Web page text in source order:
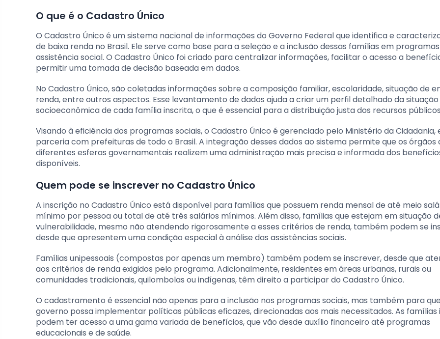
O que é o Cadastro Único
O Cadastro Único é um sistema nacional de informações do Governo Federal que identifica e
de baixa renda no Brasil. Ele serve como base para a seleção e a inclusão dessas famílias em
assistência social. O Cadastro Único foi criado para centralizar informações, facilitar o acesso a
permitir uma tomada de decisão baseada em dados.
No Cadastro Único, são coletadas informações sobre a composição familiar, escolaridade, situação de
renda, entre outros aspectos. Esse levantamento de dados ajuda a criar um perfil detalhado da situação
socioeconômica de cada família inscrita, o que é essencial para a distribuição justa dos recursos
Visando à eficiência dos programas sociais, o Cadastro Único é gerenciado pelo Ministério da Cidadania,
parceria com prefeituras de todo o Brasil. A integração desses dados ao sistema permite que os órgãos
diferentes esferas governamentais realizem uma administração mais precisa e informada dos
disponíveis.
Quem pode se inscrever no Cadastro Único
A inscrição no Cadastro Único está disponível para famílias que possuem renda mensal de até meio
mínimo por pessoa ou total de até três salários mínimos. Além disso, famílias que estejam em situação
vulnerabilidade, mesmo não atendendo rigorosamente a esses critérios de renda, também podem se
desde que apresentem uma condição especial à análise das assistências sociais.
Famílias unipessoais (compostas por apenas um membro) também podem se inscrever, desde que
aos critérios de renda exigidos pelo programa. Adicionalmente, residentes em áreas urbanas, rurais ou
comunidades tradicionais, quilombolas ou indígenas, têm direito a participar do Cadastro Único.
O cadastramento é essencial não apenas para a inclusão nos programas sociais, mas também para
governo possa implementar políticas públicas eficazes, direcionadas aos mais necessitados. As famílias
podem ter acesso a uma gama variada de benefícios, que vão desde auxílio financeiro até programas
educacionais e de saúde.